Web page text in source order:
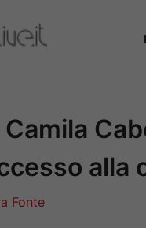
alla
Fonte